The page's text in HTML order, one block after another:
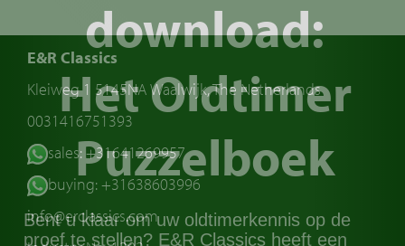
E&R Classics
Kleiweg 1 5145NA Waalwijk, The Netherlands
0031416751393
sales: +31641269957
buying: +31638603996
info@erclassics.com
download:
Het Oldtimer
Puzzelboek
Bent u klaar om uw oldtimerkennis op de
proef te stellen? E&R Classics heeft een